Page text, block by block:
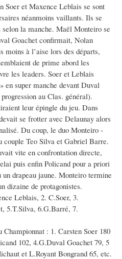
Soer et Maxence Leblais se sont
néanmoins vaillants. Ils se
la manche. Maël Monteiro se
Goachet confirmait, Nolan
moins à l’aise lors des départs,
de prime abord les
les leaders. Soer et Leblais
en super manche devant Duval
au Clas. général).
leur épingle du jeu. Dans
se frotter avec Delaunay alors
Du coup, le duo Monteiro -
Teo Silva et Gabriel Barre.
vite en confrontation directe,
puis enfin Policand pour a priori
un drapeau jaune. Monteiro termine
dizaine de protagonistes.
Leblais, 2. C.Soer, 3.
5.T.Silva, 6.G.Barré, 7.
: 1. Carsten Soer 180
102, 4.G.Duval Goachet 79, 5
et L.Royant Bongrand 65, etc.